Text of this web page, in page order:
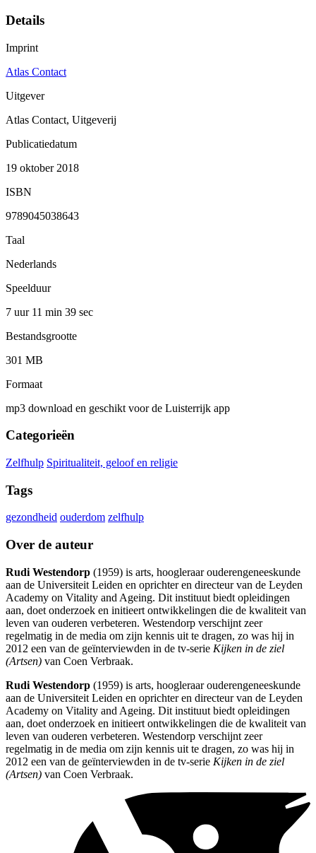
Details
Imprint
Atlas Contact
Uitgever
Atlas Contact, Uitgeverij
Publicatiedatum
19 oktober 2018
ISBN
9789045038643
Taal
Nederlands
Speelduur
7 uur 11 min 39 sec
Bestandsgrootte
301 MB
Formaat
mp3 download en geschikt voor de Luisterrijk app
Categorieën
Zelfhulp Spiritualiteit, geloof en religie
Tags
gezondheid ouderdom zelfhulp
Over de auteur
Rudi Westendorp (1959) is arts, hoogleraar ouderengeneeskunde
aan de Universiteit Leiden en oprichter en directeur van de Leyden
Academy on Vitality and Ageing. Dit instituut biedt opleidingen
aan, doet onderzoek en initieert ontwikkelingen die de kwaliteit van
leven van ouderen verbeteren. Westendorp verschijnt zeer
regelmatig in de media om zijn kennis uit te dragen, zo was hij in
2012 een van de geïnterviewden in de tv-serie Kijken in de ziel
(Artsen) van Coen Verbraak.
Rudi Westendorp (1959) is arts, hoogleraar ouderengeneeskunde
aan de Universiteit Leiden en oprichter en directeur van de Leyden
Academy on Vitality and Ageing. Dit instituut biedt opleidingen
aan, doet onderzoek en initieert ontwikkelingen die de kwaliteit van
leven van ouderen verbeteren. Westendorp verschijnt zeer
regelmatig in de media om zijn kennis uit te dragen, zo was hij in
2012 een van de geïnterviewden in de tv-serie Kijken in de ziel
(Artsen) van Coen Verbraak.